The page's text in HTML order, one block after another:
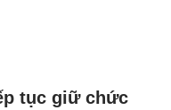
tục giữ chức